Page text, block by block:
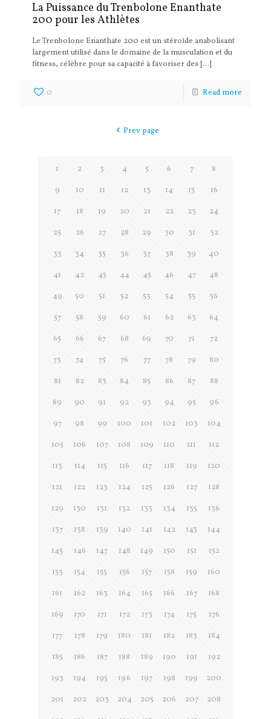
La Puissance du Trenbolone Enanthate
200 pour les Athlètes
Le Trenbolone Enanthate 200 est un stéroïde anabolisant
largement utilisé dans le domaine de la musculation et du
fitness, célèbre pour sa capacité à favoriser des[…]
0 Read more
Prev page
1 2 3 4 5 6 7
8
9
10 11 12 13 14 15
16
17
18 19 20 21 22 23
24
25
26 27 28 29 30 31
32
33
34 35 36 37 38 39
40
41
42 43 44 45 46 47
48
49
50 51 52 53 54 55
56
57
58 59 60 61 62 63
64
65
66 67 68 69 70 71
72
73
74 75 76 77 78 79
80
81
82 83 84 85 86 87
88
89
90 91 92 93 94 95
96
97
98 99 100 101 102 103
104
105
106 107 108 109 110 111
112
113
114 115 116 117 118 119
120
121
122 123 124 125 126 127
128
129
130 131 132 133 134 135
136
137
138 139 140 141 142 143
144
145
146 147 148 149 150 151
152
153
154 155 156 157 158 159
160
161
162 163 164 165 166 167
168
169
170 171 172 173 174 175
176
177
178 179 180 181 182 183
184
185
186 187 188 189 190 191
192
193
194 195 196 197 198 199
200
201
202 203 204 205 206 207
208